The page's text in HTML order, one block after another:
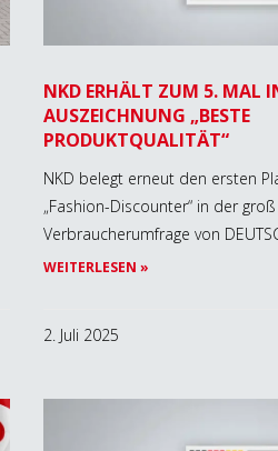
NKD ERHÄLT ZUM 5. MAL
AUSZEICHNUNG „BESTE
PRODUKTQUALITÄT“
NKD belegt erneut den ersten
„Fashion-Discounter“ in der
Verbraucherumfrage von
WEITERLESEN »
2. Juli 2025